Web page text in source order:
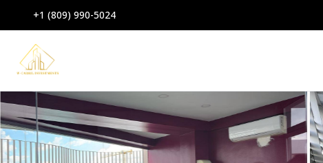
+1 (809) 990-5024